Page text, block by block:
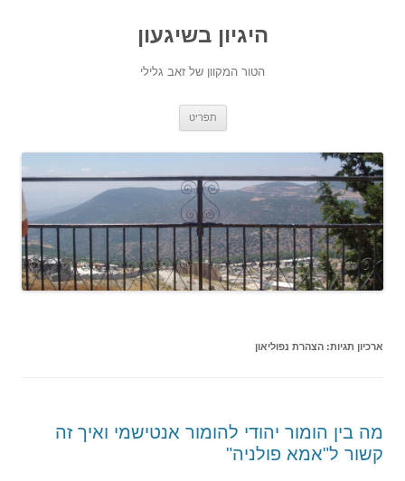
היגיון בשיגעון
הטור המקוון של זאב גלילי
תפריט
ארכיון תגיות:הצהרת נפוליאון
מה בין הומור יהודי להומור אנטישמי ואיך זה
קשור ל"אמא פולניה"